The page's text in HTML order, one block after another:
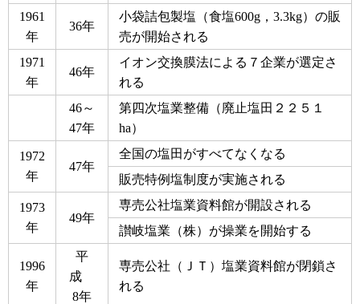
1961
年
36年
小袋詰包製塩（食塩600g，3.3kg）の販
売が開始される
1971
年
46年
イオン交換膜法による７企業が選定さ
れる
46～
47年
第四次塩業整備（廃止塩田２２５１
ha）
1972
年
47年
全国の塩田がすべてなくなる
販売特例塩制度が実施される
1973
年
49年
専売公社塩業資料館が開設される
讃岐塩業（株）が操業を開始する
1996
年
平
成
8年
専売公社（ＪＴ）塩業資料館が閉鎖さ
れる